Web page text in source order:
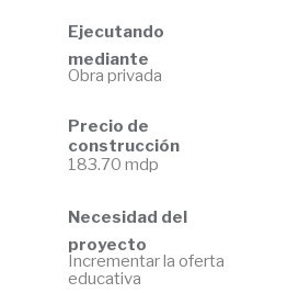
Ejecutando
mediante
Obra privada
Precio de
construcción
183.70 mdp
Necesidad del
proyecto
Incrementar la oferta
educativa